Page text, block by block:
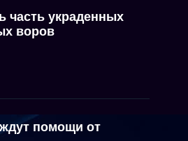
часть украденных
воров
ждут помощи от